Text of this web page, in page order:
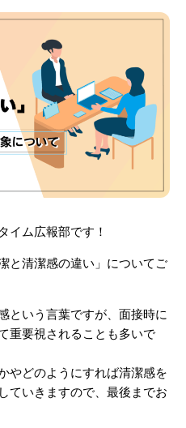
イム広報部です！
と清潔感の違い」について ご
という言葉ですが、面接時に
重要視されることも多いで
やどのようにすれば清潔感を
ていきますので、最後までお